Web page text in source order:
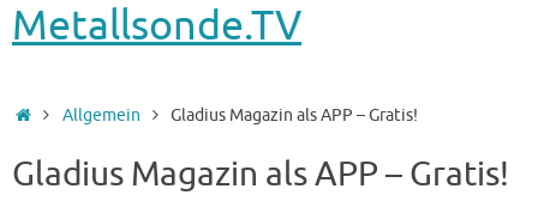
Metallsonde.TV
Startseite
Allgemein Gladius Magazin als APP – Gratis!
Gladius Magazin als APP – Gratis!